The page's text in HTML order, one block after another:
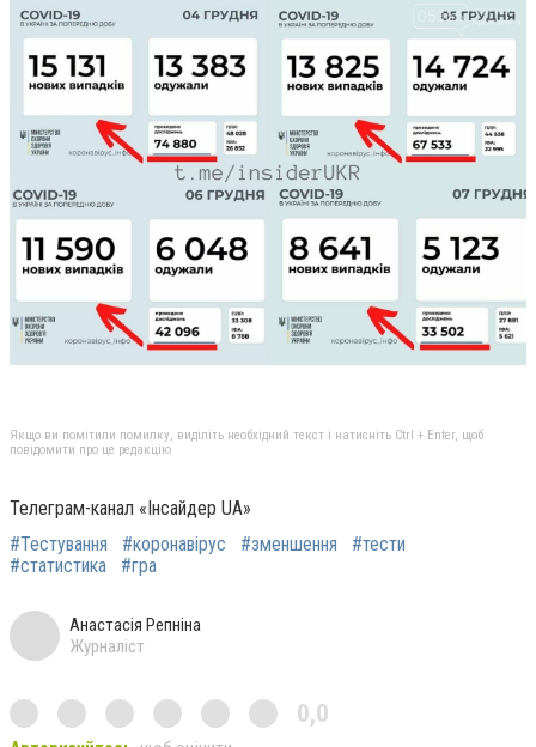
Якщо ви помітили помилку, виділіть необхідний текст і натисніть Ctrl + Enter, щоб
повідомити про це редакцію
Телеграм-канал «Інсайдер UA»
#Тестування
#коронавірус #зменшення
#тести
#статистика
#гра
Анастасія Репніна
Журналіст
0,0